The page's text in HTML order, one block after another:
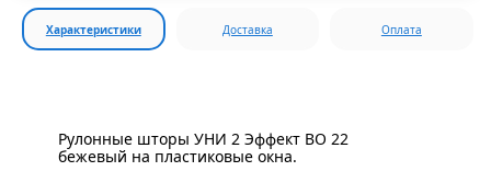
Характеристики Доставка Оплата
Рулонные шторы УНИ 2 Эффект BO 22
бежевый на пластиковые окна.